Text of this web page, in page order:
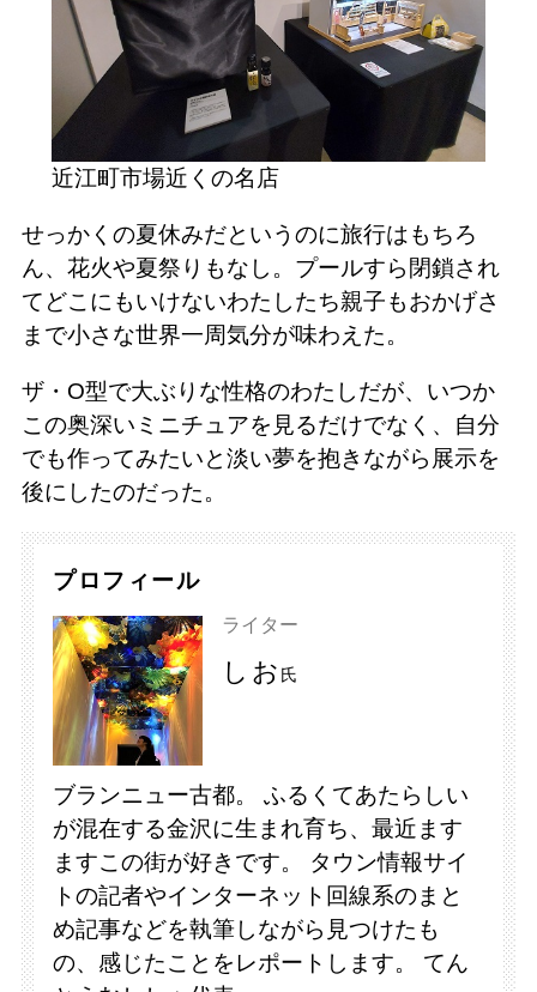
近江町市場近くの名店
せっかくの夏休みだというのに旅行はもちろ
ん、花火や夏祭りもなし。プールすら閉鎖され
てどこにもいけないわたしたち親子もおかげさ
まで小さな世界一周気分が味わえた。
ザ・O型で大ぶりな性格のわたしだが、いつか
この奥深いミニチュアを見るだけでなく、自分
でも作ってみたいと淡い夢を抱きながら展示を
後にしたのだった。
プロフィール
ライター
しお 氏
ブランニュー古都。 ふるくてあたらしい
が混在する金沢に生まれ育ち、最近ます
ますこの街が好きです。 タウン情報サイ
トの記者やインターネット回線系のまと
め記事などを執筆しながら見つけたも
の、感じたことをレポートします。 てん